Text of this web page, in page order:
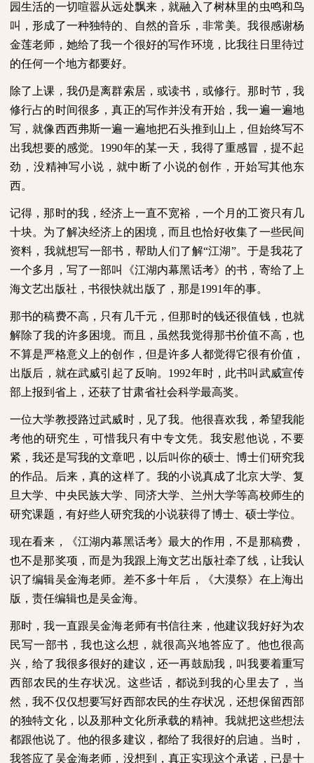
园生活的一切喧嚣从远处飘来，就融入了树林里的虫鸣和鸟
叫，形成了一种独特的、自然的音乐，非常美。我很感谢杨
金莲老师，她给了我一个很好的写作环境，比我往日里待过
的任何一个地方都要好。
除了上课，我仍是离群索居，或读书，或修行。那时节，我
修行占的时间很多，真正的写作并没有开始，我一遍一遍地
写，就像西西弗斯一遍一遍地把石头推到山上，但始终写不
出我想要的感觉。 1990年的某一天，我得了重感冒，提不起
劲，没精神写小说，就中断了小说的创作，开始写其他东
西。
记得，那时的我，经济上一直不宽裕，一个月的工资只有几
十块。为了解决经济上的困境，而且也恰好收集了一些民间
资料，我就想写一部书，帮助人们了解“江湖”。于是我花了
一个多月，写了一部叫《江湖内幕黑话考》的书，寄给了上
海文艺出版社，书很快就出版了，那是1991年的事。
那书的稿费不高，只有几千元，但那时的钱还很值钱，也就
解除了我的许多困境。而且，虽然我觉得那书价值不高，也
不算是严格意义上的创作，但是许多人都觉得它很有价值，
出版后，就在武威引起了反响。 1992年时，此书叫武威宣传
部上报到省上，还获了甘肃省社会科学最高奖。
一位大学教授路过武威时，见了我。他很喜欢我，希望我能
考他的研究生，可惜我只有中专文凭。我安慰他说，不要
紧，我还是写我的文章吧，以后叫你的硕士、博士们研究我
的作品。后来，真的这样了。我的小说真成了北京大学、复
旦大学、中央民族大学、同济大学、兰州大学等高校师生的
研究课题，有好些人研究我的小说获得了博士、硕士学位。
现在看来，《江湖内幕黑话考》最大的作用，不是那稿费，
也不是那奖项，而是为我跟上海文艺出版社牵了线，让我认
识了编辑吴金海老师。差不多十年后，《大漠祭》在上海出
版，责任编辑也是吴金海。
那时，我一直跟吴金海老师有书信往来，他建议我好好为农
民写一部书，我也这么想，就很高兴地答应了。他也很高
兴，给了我很多很好的建议，还一再鼓励我，叫我要着重写
西部农民的生存状况。这些话，都说到我的心里去了，当
然，我不仅仅想要写好西部农民的生存状况，还想保留西部
的独特文化，以及那种文化所承载的精神。我就把这些想法
都跟他说了。他的很多建议，都给了我很好的启迪。当时，
我答应了吴金海老师，没想到，真正实现这个承诺，已是十